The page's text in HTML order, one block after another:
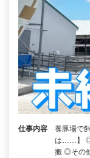
仕事内容
養豚場で
は……】 ◎
搬 ◎その